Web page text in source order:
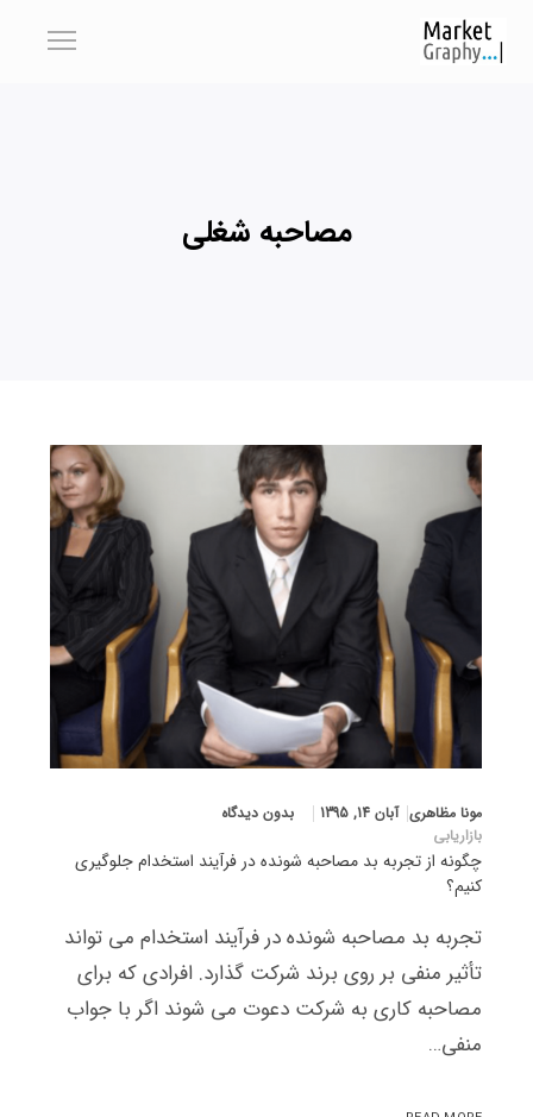
مصاحبه شغلی
مونا مظاهری آبان 14, 1395
بدون دیدگاه
بازاریابی
چگونه از تجربه بد مصاحبه شونده در فرآیند استخدام جلوگیری
کنیم؟
تجربه بد مصاحبه شونده در فرآیند استخدام می تواند
تأثیر منفی بر روی برند شرکت گذارد. افرادی که برای
مصاحبه کاری به شرکت دعوت می شوند اگر با جواب
منفی…